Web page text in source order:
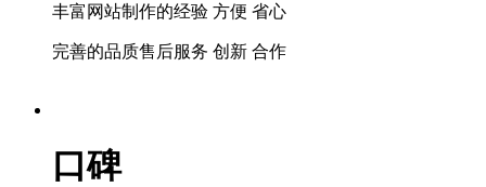
丰富网站制作的经验 方便 省心
完善的品质售后服务 创新 合作
口碑